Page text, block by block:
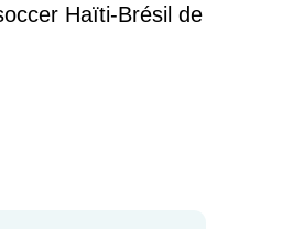
Haïti-Brésil de